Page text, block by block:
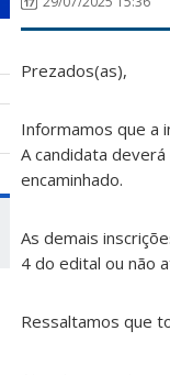
Prezados(as),
Informamos que a
A candidata
encaminhado.
As demais
4 do edital ou não
Ressaltamos que